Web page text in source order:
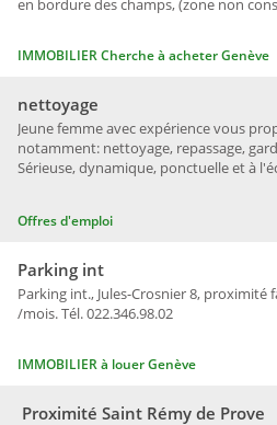
IMMOBILIER Cherche à acheter Genève
en bordure des champs, (zone non
Offres d'emploi
Jeune femme avec expérience vous
notamment: nettoyage, repassage,
Sérieuse, dynamique, ponctuelle et à
nettoyage
IMMOBILIER à louer Genève
Parking int., Jules-Crosnier 8, proximité
/mois. Tél. 022.346.98.02
Parking int
Proximité Saint Rémy de Prove